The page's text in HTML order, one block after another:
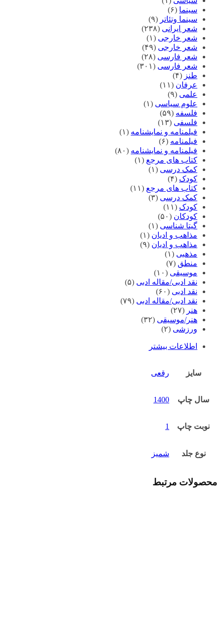
سینما (۶)
سینما وتئاتر (۹)
شعر ایرانی (۲۳۸)
شعر خارجی (۱)
شعر خارجی (۴۹)
شعر فارسی (۲۸)
شعر فارسی (۳۰۱)
طنز (۴)
عرفان (۱۱)
علمی (۹)
علوم سیاسی (۱)
فلسفه (۵۹)
فلسفی (۱۳)
فیلمنامه و نمایشنامه (۱)
فیلمنامه (۶)
فیلمنامه و نمایشنامه (۸۰)
کتاب های مرجع (۱)
کمک درسی (۱)
کودک (۴)
کتاب های مرجع (۱۱)
کمک درسی (۳)
کودک (۱۱)
کودکان (۵۰)
گیتا شناسی (۱)
مذاهب و ادیان (۱)
مذاهب و ادیان (۹)
مذهبی (۱)
منطق (۷)
موسیقی (۱۰)
نقد ادبی/مقاله ادبی (۵)
نقد ادبی (۶۰)
نقد ادبی/مقاله ادبی (۷۹)
هنر (۲۷)
هنر/موسیقی (۳۲)
ورزشی (۲)
اطلاعات بیشتر
سایز رقعی
سال چاپ 1400
نوبت چاپ 1
نوع جلد شمیز
محصولات مرتبط